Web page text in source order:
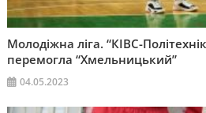
Молодіжна ліга. “КІВС-
перемогла “Хмельницький”
04.05.2023